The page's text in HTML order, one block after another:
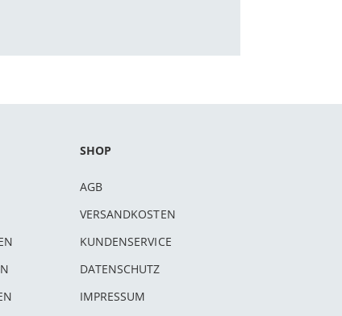
SHOP
AGB
VERSANDKOSTEN
KUNDENSERVICE
DATENSCHUTZ
IMPRESSUM